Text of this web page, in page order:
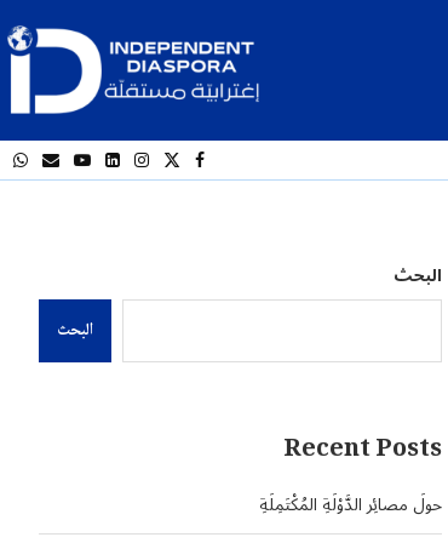
البحث
البحث
Recent Posts
حولَ مصائِر الدَّوْلَةِ المُكْتَمِلَةِ